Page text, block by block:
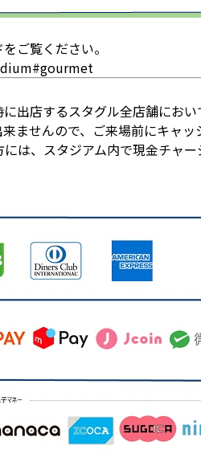
ご覧ください。
出店するスタグル全店舗にお
ませんので、ご来場前にキャッ
は、スタジアム内で現金チャ